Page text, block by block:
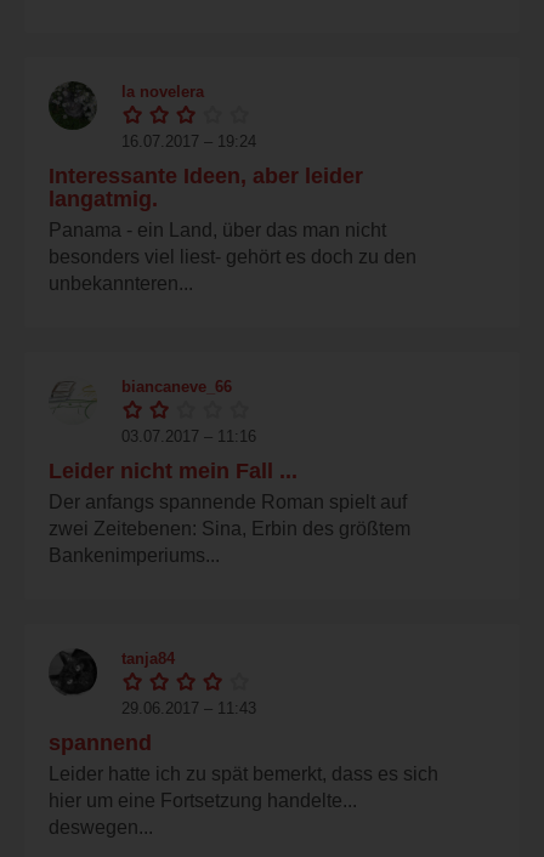
la novelera
16.07.2017 – 19:24
Interessante Ideen, aber leider
langatmig.
Panama - ein Land, über das man nicht
besonders viel liest- gehört es doch zu den
unbekannteren...
biancaneve_66
03.07.2017 – 11:16
Leider nicht mein Fall ...
Der anfangs spannende Roman spielt auf
zwei Zeitebenen: Sina, Erbin des größtem
Bankenimperiums...
tanja84
29.06.2017 – 11:43
spannend
Leider hatte ich zu spät bemerkt, dass es sich
hier um eine Fortsetzung handelte...
deswegen...